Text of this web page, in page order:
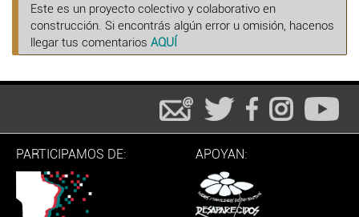
Este es un proyecto colectivo y colaborativo en
construcción. Si encontrás algún error u omisión, hacenos
llegar tus comentarios AQUÍ
PARTICIPAMOS DE: APOYAN: